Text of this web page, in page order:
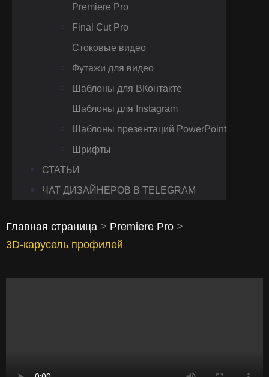
Premiere Pro
Final Cut Pro
Стоковые видео
Футажи для видео
Шаблоны для ВКонтакте
Шаблоны для Instagram
Шаблоны презентаций PowerPoint
Шрифты
СТАТЬИ
ЧАТ ДИЗАЙНЕРОВ В TELEGRAM
Главная страница > Premiere Pro >
3D‑карусель профилей